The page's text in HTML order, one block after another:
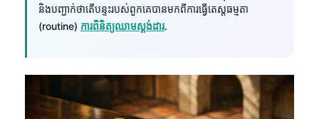
និងបញ្ជាក់ថាតើបន្ទះរបស់ពួកគេបានមកពីការធ្វើតេស្តធម្មតា
(routine) ការពិនិត្យឈាមស្តង់ដារ.